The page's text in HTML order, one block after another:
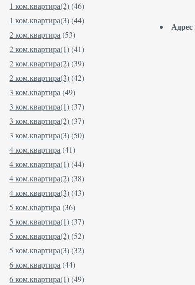
1 ком.квартира(2)(46)
1 ком.квартира(3)(44)
2 ком.квартира (53)
2 ком.квартира(1)(41)
2 ком.квартира(2)(39)
2 ком.квартира(3)(42)
3 ком.квартира (49)
3 ком.квартира(1)(37)
3 ком.квартира(2)(37)
3 ком.квартира(3)(50)
4 ком.квартира (41)
4 ком.квартира(1)(44)
4 ком.квартира(2)(38)
4 ком.квартира(3)(43)
5 ком.квартира (36)
5 ком.квартира(1)(37)
5 ком.квартира(2)(52)
5 ком.квартира(3)(32)
6 ком.квартира (44)
6 ком.квартира(1)(49)
Адрес